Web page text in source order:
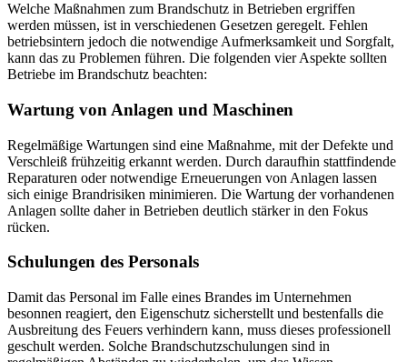
Welche Maßnahmen zum Brandschutz in Betrieben ergriffen
werden müssen, ist in verschiedenen Gesetzen geregelt. Fehlen
betriebsintern jedoch die notwendige Aufmerksamkeit und Sorgfalt,
kann das zu Problemen führen. Die folgenden vier Aspekte sollten
Betriebe im Brandschutz beachten:
Wartung von Anlagen und Maschinen
Regelmäßige Wartungen sind eine Maßnahme, mit der Defekte und
Verschleiß frühzeitig erkannt werden. Durch daraufhin stattfindende
Reparaturen oder notwendige Erneuerungen von Anlagen lassen
sich einige Brandrisiken minimieren. Die Wartung der vorhandenen
Anlagen sollte daher in Betrieben deutlich stärker in den Fokus
rücken.
Schulungen des Personals
Damit das Personal im Falle eines Brandes im Unternehmen
besonnen reagiert, den Eigenschutz sicherstellt und bestenfalls die
Ausbreitung des Feuers verhindern kann, muss dieses professionell
geschult werden. Solche Brandschutzschulungen sind in